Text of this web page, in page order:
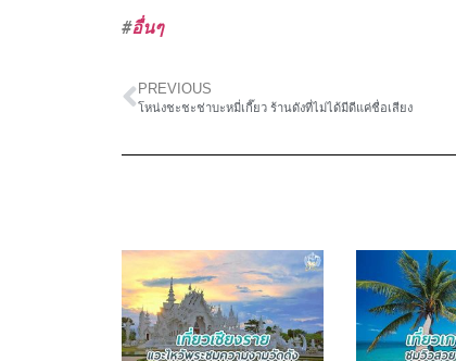
#อื่นๆ
PREVIOUS
โหน่งชะชะช่าบะหมี่เกี๊ยว ร้านดังที่ไม่ได้มีดีแค่ชื่อเสียง